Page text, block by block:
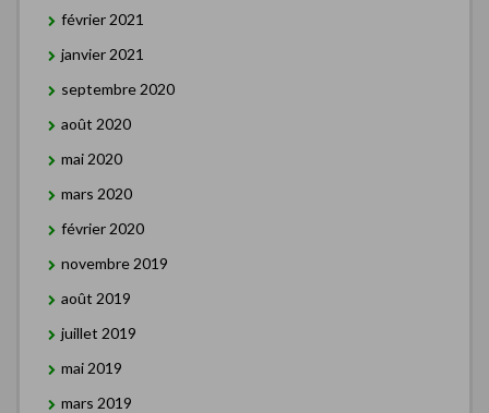
février 2021
janvier 2021
septembre 2020
août 2020
mai 2020
mars 2020
février 2020
novembre 2019
août 2019
juillet 2019
mai 2019
mars 2019